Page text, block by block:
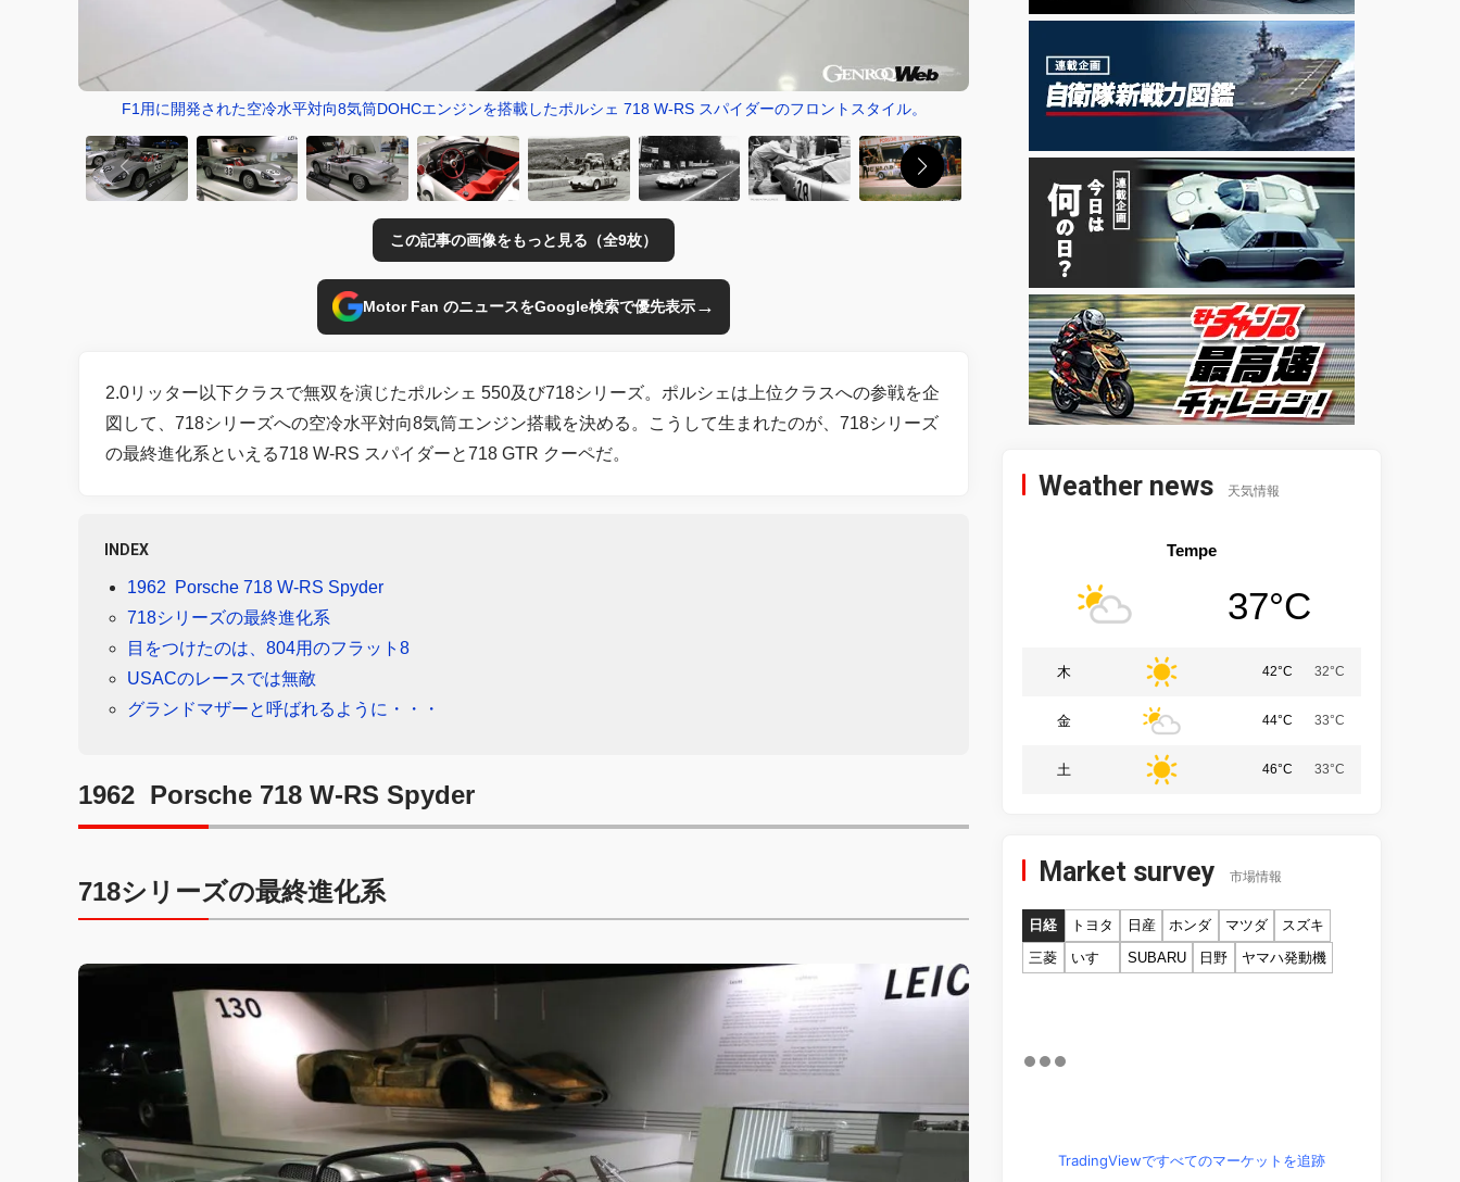
F1用に開発された空冷水平対向8気筒DOHCエンジンを搭載したポルシェ 718 W-RS スパイダーのフロントスタイル。
この記事の画像をもっと見る（全9枚）
Motor Fan のニュースをGoogle検索で優先表示→
2.0リッター以下クラスで無双を演じたポルシェ 550及び718シリーズ。ポルシェは上位クラスへの参戦を企
図して、718シリーズへの空冷水平対向8気筒エンジン搭載を決める。こうして生まれたのが、718シリーズ
の最終進化系といえる718 W-RS スパイダーと718 GTR クーペだ。
INDEX
1962 Porsche 718 W-RS Spyder
718シリーズの最終進化系
目をつけたのは、804用のフラット8
USACのレースでは無敵
グランドマザーと呼ばれるように・・・
1962 Porsche 718 W-RS Spyder
718シリーズの最終進化系
Weather news 天気情報
Tempe
37°C
木 42°C 32°C
金 44°C 33°C
土 46°C 33°C
Market survey 市場情報
日経 トヨタ 日産 ホンダ マツダ
スズキ
三菱
いすゞ SUBARU 日野 ヤマハ発動機
TradingViewですべてのマーケットを追跡